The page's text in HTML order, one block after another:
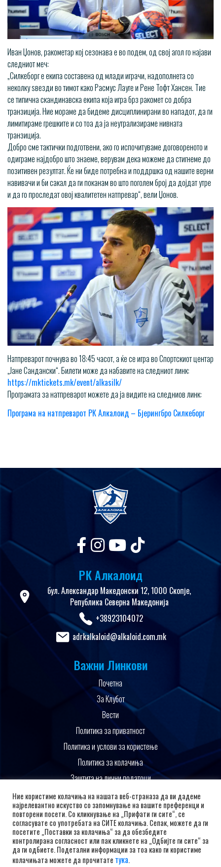
Иван Џонов, ракометар кој сезонава е во подем, од свој агол го најави
следниот меч:
„Силкеборг е екипа составена од млади играчи, надополнета со
неколку ѕвезди во тимот како Расмус Лауге и Рене Тофт Хансен. Тие
се типична скандинавска екипа која игра брз ракомет со добра
транзиција. Ние мораме да бидеме дисциплинирани во нападот, да ги
лимитираме грешките и со тоа да ја неутрализираме нивната
транзиција.
Добро сме тактички подготвени, ако го испочитуваме договореното и
одиграме најдобро што знаеме, верувам дека можеме да стигнеме до
позитивен резултат. Ќе ни биде потребна и поддршка од нашите верни
навивачи и би сакал да ги поканам во што поголем број да дојдат утре
и да го проследат овој квалитетен натпревар“, вели Џонов.
Натпреварот почнува во 18:45 часот, а ќе се игра во Спортскиот центар
„Јане Сандански“. Билети може да набавите на следниот линк:
https://mktickets.mk/event/alkasilk/
Програмата за натпреварот можете да ја видите на следниов линк:
Програма на натпреварот РК Алкалоид – Бјерингбро Силкеборг
РК Алкалоид
бул. Александар Македонски 12, 1000 Скопје,
Република Северна Македонија
+38923104072
adrkalkaloid@alkaloid.com.mk
Важни Линкови
Почетна
За Клубот
Вести
Политика за приватност
Политика и услови за користење
Политика за колачиња
Заштита на лични податоци
Поддржано од
Ние користиме колачиња на нашата веб-страназа да ви дадеме
најрелевантно искуство со запомнување на вашите преференци и
повторени посети. Со кликнување на „Прифати ги сите“, се
согласувате со употребата на СИТЕ колачиња. Сепак, можете да ги
посетите „Поставки за колачиња“ за да обезбедите
контролирана согласност или пак кликнете на „Одбијте ги сите“ за
да ги одбиете. Подетални информации за тоа како ги користиме
колачињата можете да прочитате тука.